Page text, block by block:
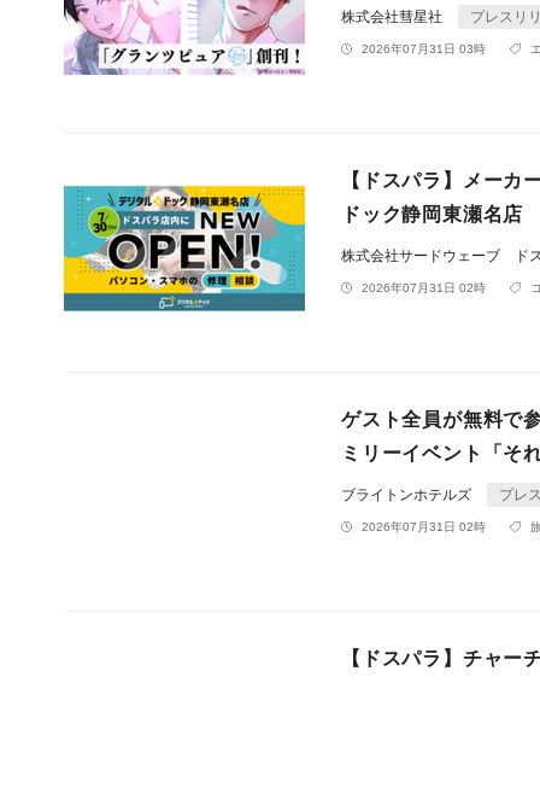
株式会社彗星社 プレスリ
2026年07月31日 03時
【ドスパラ】メー
ドック静岡東瀬名
株式会社サードウェーブ ド
2026年07月31日 02時
ゲスト全員が無料で
ミリーイベント「そ
ブライトンホテルズ プレ
2026年07月31日 02時
【ドスパラ】チャ